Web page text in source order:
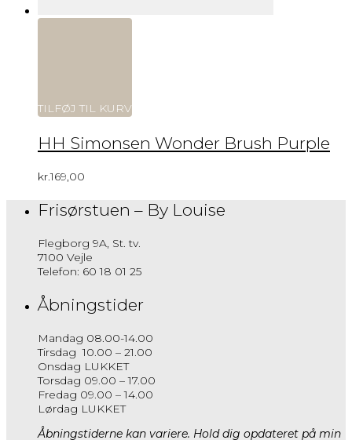
TILFØJ TIL KURV
HH Simonsen Wonder Brush Purple
kr.169,00
Frisørstuen – By Louise
Flegborg 9A, St. tv.
7100 Vejle
Telefon: 60 18 01 25
Åbningstider
Mandag 08.00-14.00
Tirsdag 10.00 – 21.00
Onsdag LUKKET
Torsdag 09.00 – 17.00
Fredag 09.00 – 14.00
Lørdag LUKKET
Åbningstiderne kan variere. Hold dig opdateret på min